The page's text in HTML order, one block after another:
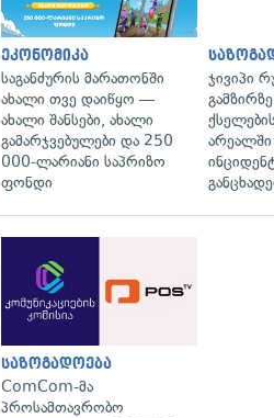
ეკონომიკა
საგანძურის მარათონში
ახალი თვე დაიწყო —
ახალი შანსები, ახალი
გამარჯვებულები და 250
000-ლარიანი საპრიზო
ფონდი
ჯივიპი
საზოგადოება
ComCom-მა
პროსამთავრობო